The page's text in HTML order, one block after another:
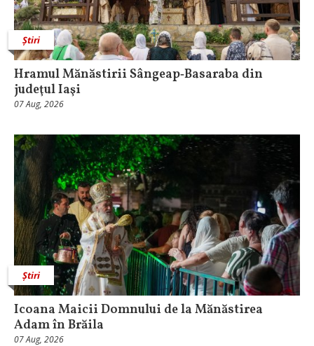
Știri
Hramul Mănăstirii Sângeap‑Basaraba din
judeţul Iaşi
07 Aug, 2026
Știri
Icoana Maicii Domnului de la Mănăstirea
Adam în Brăila
07 Aug, 2026